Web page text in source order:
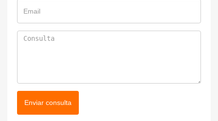
Enviar consulta